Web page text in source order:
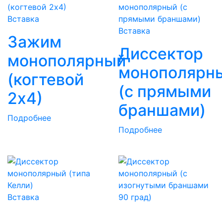
Вставка
Зажим
монополярный
(когтевой
2х4)
Подробнее
Вставка
Диссектор
(с прямыми
браншами)
Подробнее
Вставка